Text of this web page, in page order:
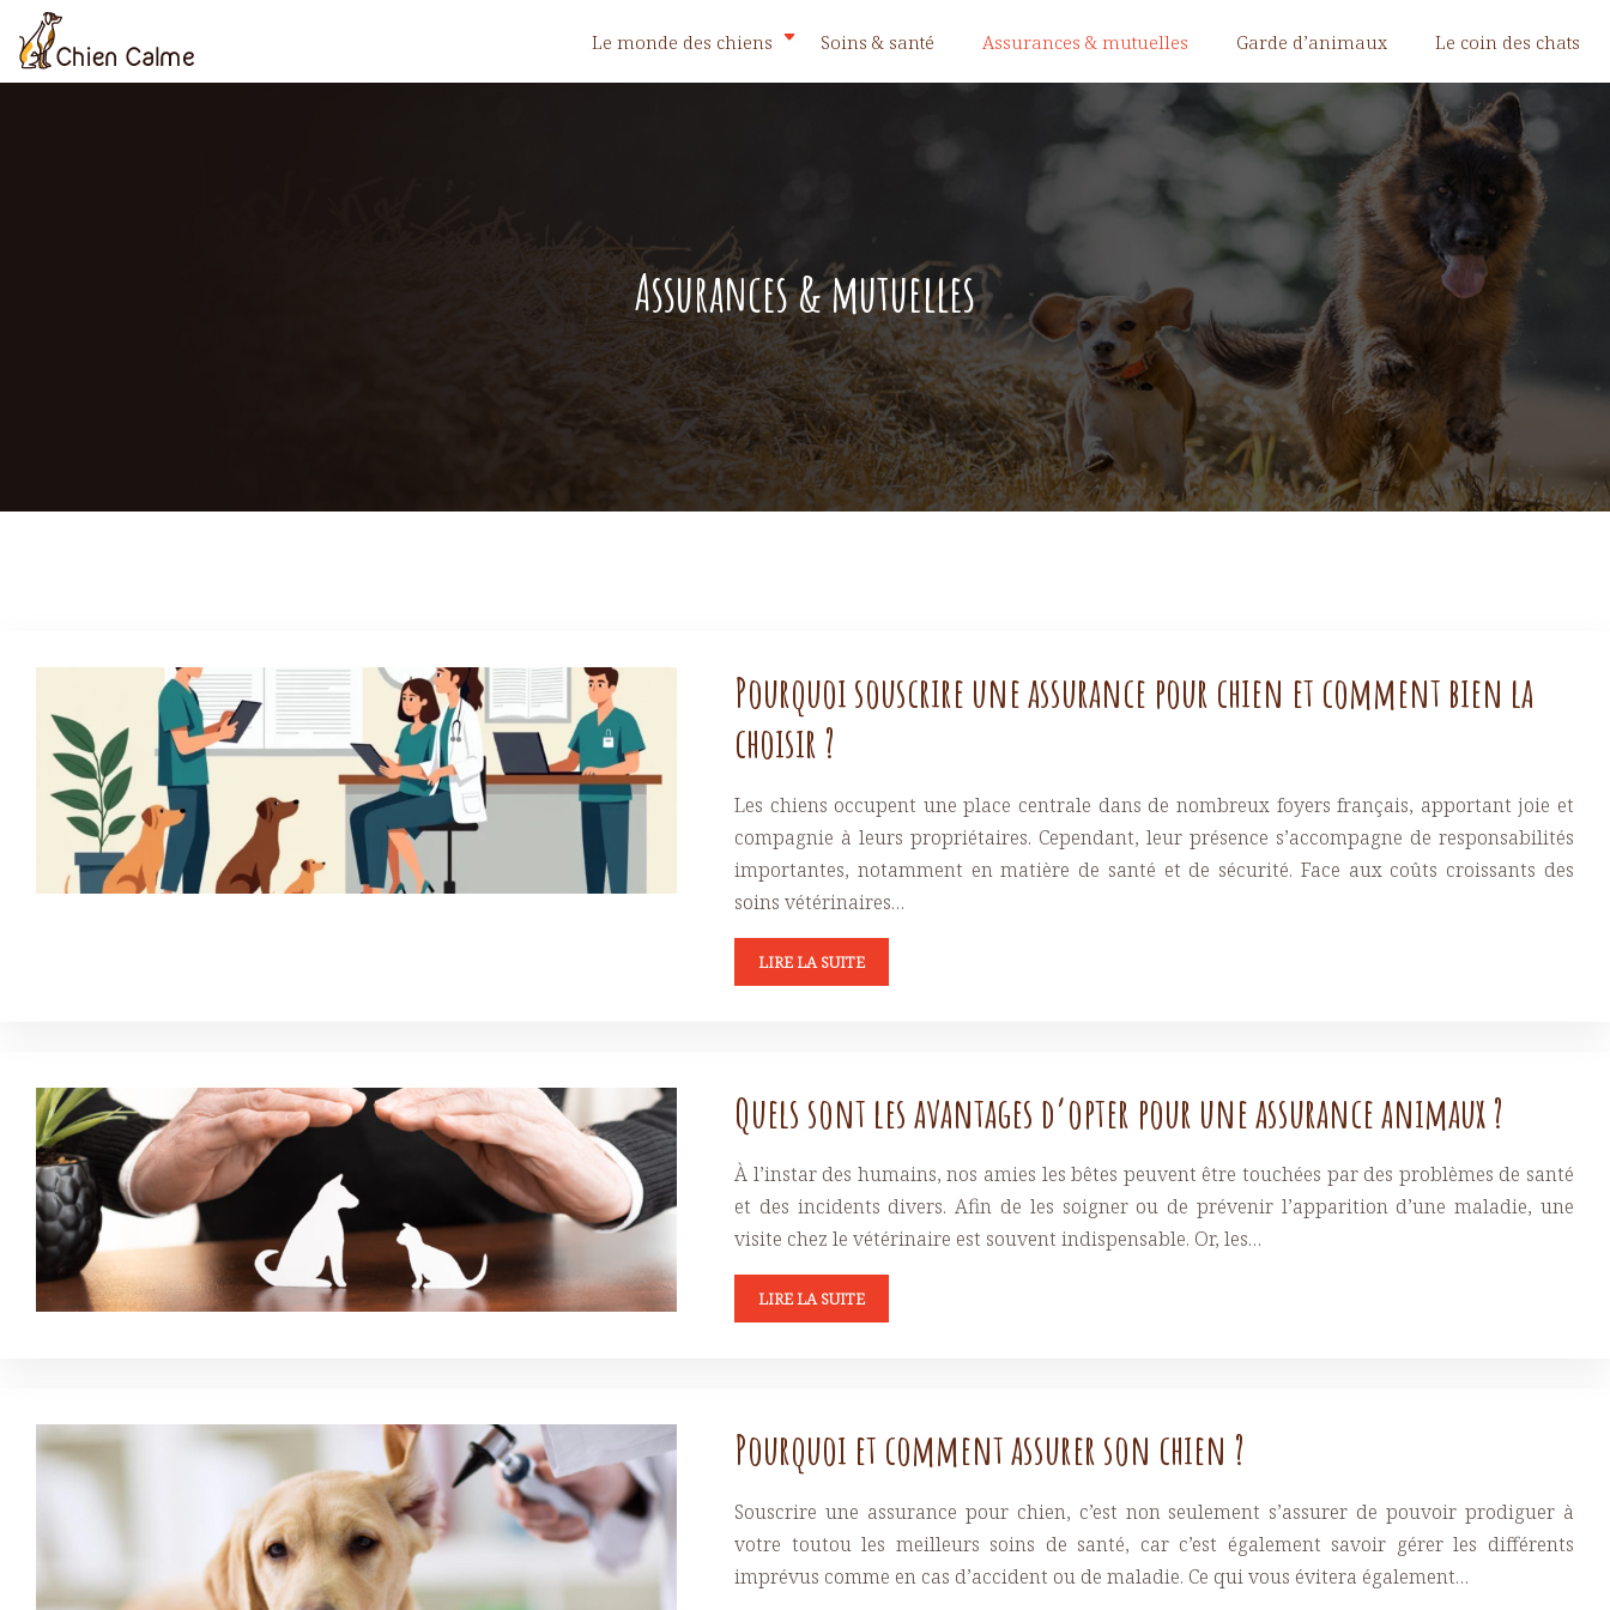
Le monde des chiens Soins & santé Assurances & mutuelles Garde d’animaux Le coin des chats
Assurances & mutuelles
Pourquoi souscrire une assurance pour chien et comment bien la
choisir ?
Les chiens occupent une place centrale dans de nombreux foyers français, apportant joie et
compagnie à leurs propriétaires. Cependant, leur présence s’accompagne de responsabilités
importantes, notamment en matière de santé et de sécurité. Face aux coûts croissants des
soins vétérinaires…
LIRE LA SUITE
Quels sont les avantages d’opter pour une assurance animaux ?
À l’instar des humains, nos amies les bêtes peuvent être touchées par des problèmes de santé
et des incidents divers. Afin de les soigner ou de prévenir l’apparition d’une maladie, une
visite chez le vétérinaire est souvent indispensable. Or, les…
LIRE LA SUITE
Pourquoi et comment assurer son chien ?
Souscrire une assurance pour chien, c’est non seulement s’assurer de pouvoir prodiguer à
votre toutou les meilleurs soins de santé, car c’est également savoir gérer les différents
imprévus comme en cas d’accident ou de maladie. Ce qui vous évitera également…